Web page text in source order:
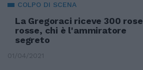
COLPO DI SCENA
La Gregoraci riceve 300 rose
rosse, chi è l'ammiratore
segreto
01/04/2021